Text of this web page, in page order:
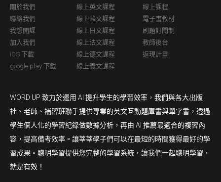
關於我們
聯絡我們
我想開課
加入我們
iOS 下載
google play 下載
線上英文課程
線上韓文課程
線上日文課程
線上法文課程
線上德文課程
線上義文課程
線上課程
電子書教材
刷題訂閱制
教師後台
返現計畫
WORD UP 致力於運用 AI 提升學生的學習效率，我們與各大出版
社、老師、補習班聯手提供專業的英文互動題庫書與單字書，透過
學生個人化的學習紀錄做數據分析，再由 AI 推薦最適合的複習內
容，提高備考效率。讓莘莘學子們可以在最短的時間獲得最好的學
習成果。聰明學習提供您完整的學習系統，讓我們一起聰明學習，
就是有效！